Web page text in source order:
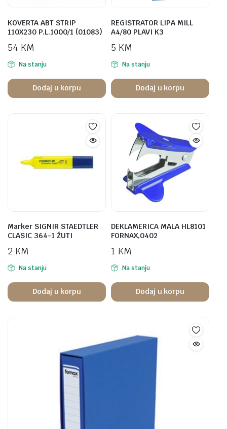
KOVERTA ABT STRIP
110X230 P.L.1000/1 (01083)
54 KM
Na stanju
Dodaj u korpu
REGISTRATOR LIPA MILL
A4/80 PLAVI K3
5 KM
Na stanju
Dodaj u korpu
Marker SIGNIR STAEDTLER
CLASIC 364-1 ŽUTI
2 KM
Na stanju
Dodaj u korpu
DEKLAMERICA MALA HL8101
FORNAX,0402
1 KM
Na stanju
Dodaj u korpu